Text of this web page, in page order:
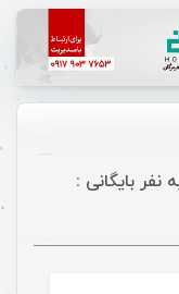
بایگانی :